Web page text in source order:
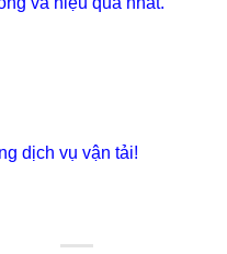
dịch vụ vận tải!